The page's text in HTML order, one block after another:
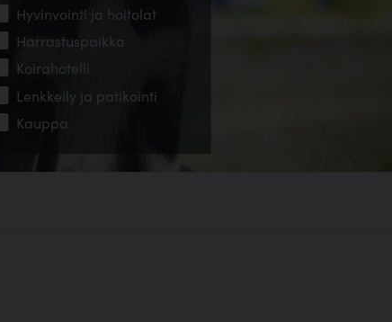
Hyvinvointi ja hoitolat
Harrastuspaikka
Koirahotelli
Lenkkeily ja patikointi
Kauppa